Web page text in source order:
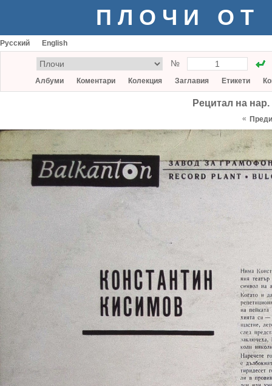
ПЛОЧИ ОТ
Русский English
№
Албуми Коментари Колекция Заглавия Етикети
Рецитал на
«